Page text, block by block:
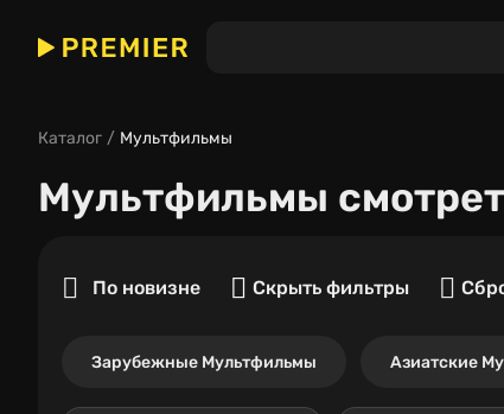
Каталог Мультфильмы
Мультфильмы
По новизне Скрыть фильтры
Зарубежные Мультфильмы Азиатские